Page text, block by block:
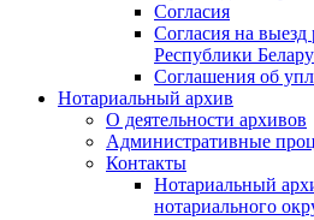
Согласия
Согласия на выезд
Республики
Соглашения об
Нотариальный архив
О деятельности архивов
Административные
Контакты
Нотариальный
нотариального